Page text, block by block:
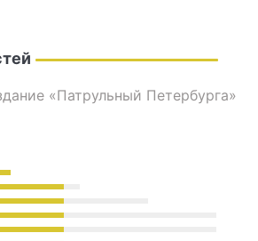
«Патрульный Петербурга»
номер ЭЛ № ФС 77 — 82871 от
Федеральной
в сфере связи,
и массовых